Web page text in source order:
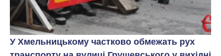
У Хмельницькому частково обмежать рух